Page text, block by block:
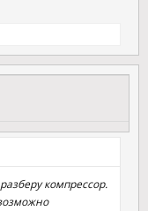
компрессор.